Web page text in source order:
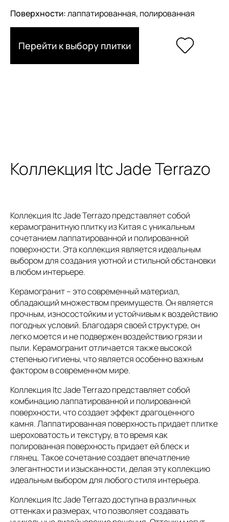
Поверхности:лаппатированная, полированная
Перейти к выбору плитки
Коллекция Itc Jade Terrazo
Коллекция Itc Jade Terrazo представляет собой
керамогранитную плитку из Китая с уникальным
сочетанием лаппатированной и полированной
поверхности. Эта коллекция является идеальным
выбором для создания уютной и стильной обстановки
в любом интерьере.
Керамогранит – это современный материал,
обладающий множеством преимуществ. Он является
прочным, износостойким и устойчивым к воздействию
погодных условий. Благодаря своей структуре, он
легко моется и не подвержен воздействию грязи и
пыли. Керамогранит отличается также высокой
степенью гигиены, что является особенно важным
фактором в современном мире.
Коллекция Itc Jade Terrazo представляет собой
комбинацию лаппатированной и полированной
поверхности, что создает эффект драгоценного
камня. Лаппатированная поверхность придает плитке
шероховатость и текстуру, в то время как
полированная поверхность придает ей блеск и
глянец. Такое сочетание создает впечатление
элегантности и изысканности, делая эту коллекцию
идеальным выбором для любого стиля интерьера.
Коллекция Itc Jade Terrazo доступна в различных
оттенках и размерах, что позволяет создавать